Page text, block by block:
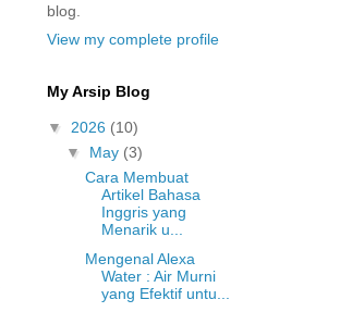
blog.
View my complete profile
My Arsip Blog
▼ 2026 (10)
▼ May (3)
Cara Membuat
Artikel Bahasa
Inggris yang
Menarik u...
Mengenal Alexa
Water : Air Murni
yang Efektif untu...